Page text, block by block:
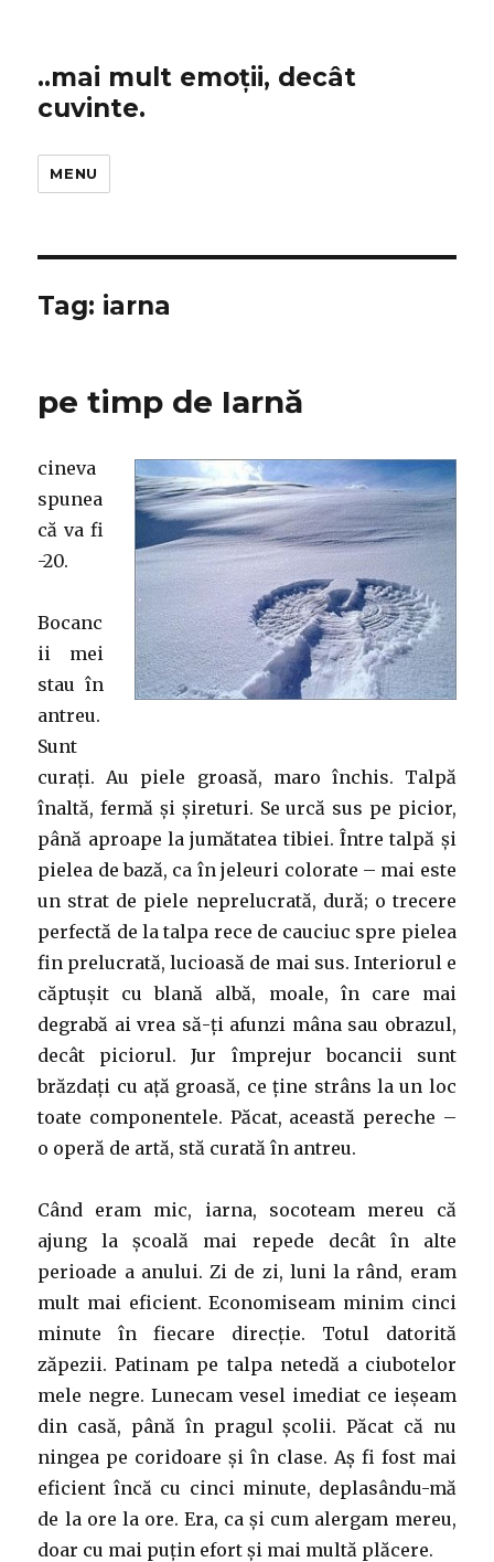
..mai mult emoții, decât
cuvinte.
MENU
Tag: iarna
pe timp de Iarnă
cineva
spunea
că va fi
-20.
Bocanc
ii mei
stau în
antreu.
Sunt
curați. Au piele groasă, maro închis. Talpă
înaltă, fermă și șireturi. Se urcă sus pe picior,
până aproape la jumătatea tibiei. Între talpă și
pielea de bază, ca în jeleuri colorate – mai este
un strat de piele neprelucrată, dură; o trecere
perfectă de la talpa rece de cauciuc spre pielea
fin prelucrată, lucioasă de mai sus. Interiorul e
căptușit cu blană albă, moale, în care mai
degrabă ai vrea să-ți afunzi mâna sau obrazul,
decât piciorul. Jur împrejur bocancii sunt
brăzdați cu ață groasă, ce ține strâns la un loc
toate componentele. Păcat, această pereche –
o operă de artă, stă curată în antreu.
Când eram mic, iarna, socoteam mereu că
ajung la școală mai repede decât în alte
perioade a anului. Zi de zi, luni la rând, eram
mult mai eficient. Economiseam minim cinci
minute în fiecare direcție. Totul datorită
zăpezii. Patinam pe talpa netedă a ciubotelor
mele negre. Lunecam vesel imediat ce ieșeam
din casă, până în pragul școlii. Păcat că nu
ningea pe coridoare și în clase. Aș fi fost mai
eficient încă cu cinci minute, deplasându-mă
de la ore la ore. Era, ca și cum alergam mereu,
doar cu mai puțin efort și mai multă plăcere.